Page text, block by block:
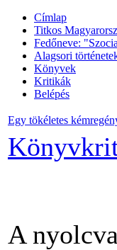
Címlap
Titkos
Fedőneve:
Alagsori
Könyvek
Kritikák
Belépés
Egy tökéletes
A